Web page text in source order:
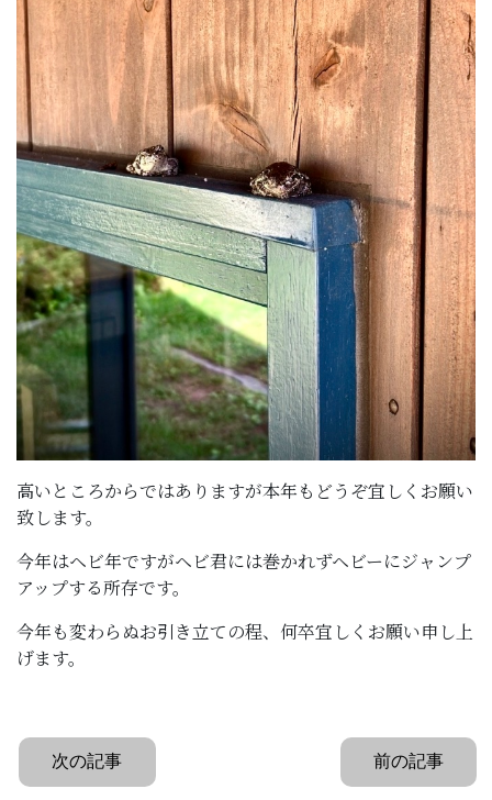
高いところからではありますが本年もどうぞ宜しくお願い
致します。
今年はヘビ年ですがヘビ君には巻かれずヘビーにジャンプ
アップする所存です。
今年も変わらぬお引き立ての程、何卒宜しくお願い申し上
げます。
次の記事 前の記事